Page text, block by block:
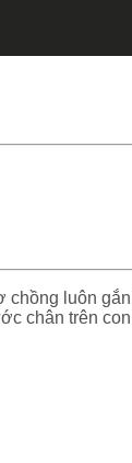
luôn
chân trên